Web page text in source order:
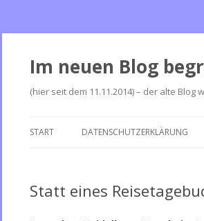
Im neuen Blog
(hier seit dem 11.11.2014) – der alte
START DATENSCHUTZERKLÄRUNG
Statt eines